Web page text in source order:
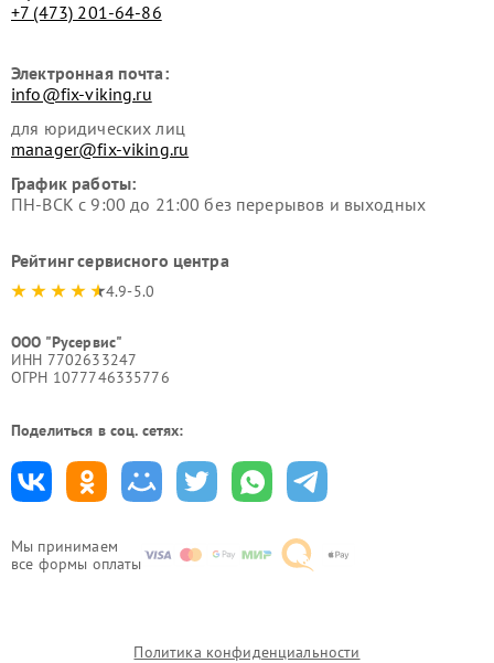
Мы принимаем
все формы оплаты
+7 (473) 201-64-86
Электронная почта:
info@fix-viking.ru
для юридических лиц
manager@fix-viking.ru
График работы:
ПН-ВСК с 9:00 до 21:00 без перерывов и выходных
Рейтинг сервисного центра
4.9-5.0
ООО "Русервис"
ИНН 7702633247
ОГРН 1077746335776
Поделиться в соц. сетях:
Политика конфиденциальности